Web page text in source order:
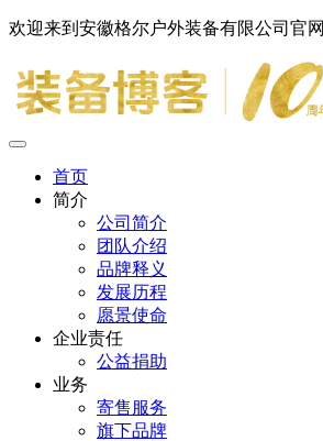
欢迎来到安徽格尔户外装备有限公司官网
首页
简介
公司简介
团队介绍
品牌释义
发展历程
愿景使命
企业责任
公益捐助
业务
寄售服务
旗下品牌